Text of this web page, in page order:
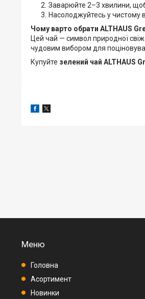
Заварюйте 2–3 хвилини,
Насолоджуйтесь у чистому
Чому варто обрати ALTHAUS
Цей чай — символ природної
чудовим вибором для
Купуйте зелений чай ALTHAUS
Меню
Головна
Асортимент
Новинки